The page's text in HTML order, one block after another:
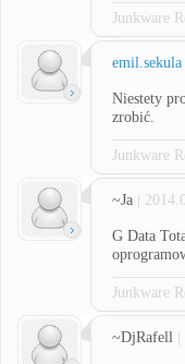
Junkware
emil.sekula
Niestety
zrobić.
Junkware
~Ja |
G Data
Junkware
~DjRafell